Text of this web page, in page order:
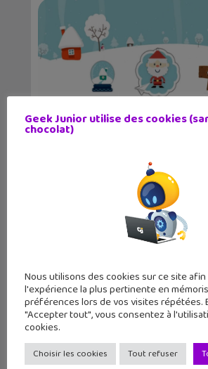
Un Noël plein de magie et
Vocageek #43 : c’est quoi
l’authentification doubl...
Geek Junior utilise des cookies
chocolat)
Nous utilisons des cookies sur ce site
l'expérience la plus pertinente en
préférences lors de vos visites répétées.
"Accepter tout", vous consentez à
cookies.
Choisir les cookies Tout refuser